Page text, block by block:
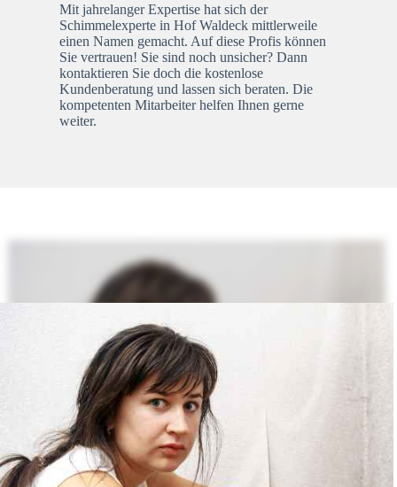
Mit jahrelanger Expertise hat sich der
Schimmelexperte in Hof Waldeck mittlerweile
einen Namen gemacht. Auf diese Profis können
Sie vertrauen! Sie sind noch unsicher? Dann
kontaktieren Sie doch die kostenlose
Kundenberatung und lassen sich beraten. Die
kompetenten Mitarbeiter helfen Ihnen gerne
weiter.